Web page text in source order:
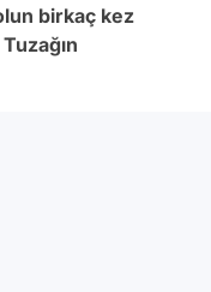
birkaç kez